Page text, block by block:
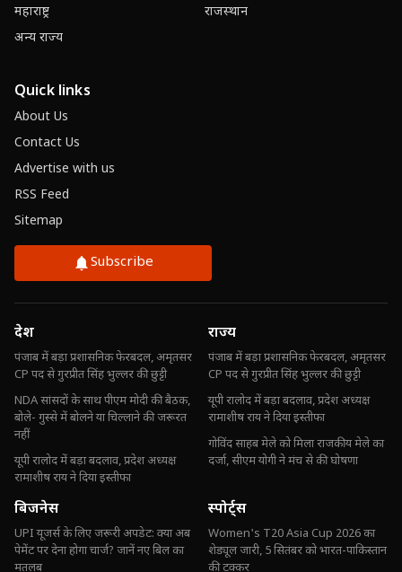
महाराष्ट्र
राजस्थान
अन्य राज्य
Quick links
About Us
Contact Us
Advertise with us
RSS Feed
Sitemap
Subscribe
देश
पंजाब में बड़ा प्रशासनिक फेरबदल, अमृतसर
CP पद से गुरप्रीत सिंह भुल्लर की छुट्टी
NDA सांसदों के साथ पीएम मोदी की बैठक,
बोले- गुस्से में बोलने या चिल्लाने की जरूरत
नहीं
यूपी रालोद में बड़ा बदलाव, प्रदेश अध्यक्ष
रामाशीष राय ने दिया इस्तीफा
राज्य
पंजाब में बड़ा प्रशासनिक फेरबदल, अमृतसर
CP पद से गुरप्रीत सिंह भुल्लर की छुट्टी
यूपी रालोद में बड़ा बदलाव, प्रदेश अध्यक्ष
रामाशीष राय ने दिया इस्तीफा
गोविंद साहब मेले को मिला राजकीय मेले का
दर्जा, सीएम योगी ने मंच से की घोषणा
बिजनेस
UPI यूजर्स के लिए जरूरी अपडेट: क्या अब
पेमेंट पर देना होगा चार्ज? जानें नए बिल का
मतलब
स्पोर्ट्स
Women's T20 Asia Cup 2026 का
शेड्यूल जारी, 5 सितंबर को भारत-पाकिस्तान
की टक्कर